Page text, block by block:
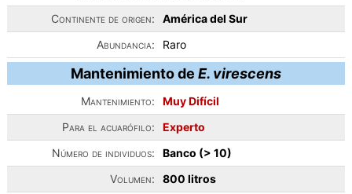
Continente de origen:
América del Sur
Abundancia:
Raro
Mantenimiento de E. virescens
Mantenimiento:
Muy Difícil
Para el acuarófilo:
Experto
Número de individuos:
Banco (> 10)
Volumen:
800 litros